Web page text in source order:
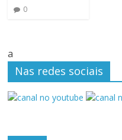
0
a
Nas redes sociais